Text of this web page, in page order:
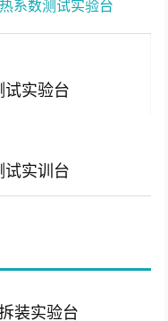
系数测试实验台
试实验台
试实训台
装实验台